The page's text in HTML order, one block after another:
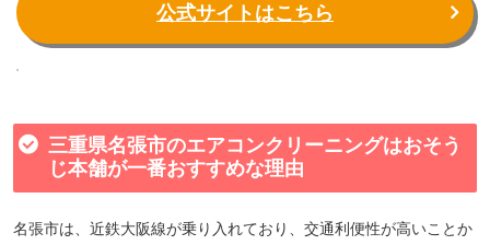
公式サイトはこちら
三重県名張市のエアコンクリーニングはおそう
じ本舗が一番おすすめな理由
名張市は、近鉄大阪線が乗り入れており、交通利便性が高いことか